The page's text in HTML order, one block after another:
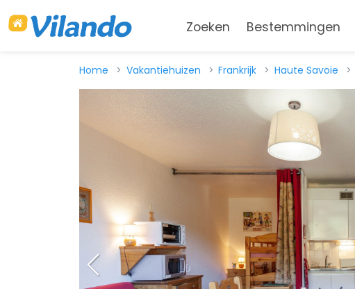
Zoeken Bestemmingen
Home Vakantiehuizen Frankrijk Haute Savoie